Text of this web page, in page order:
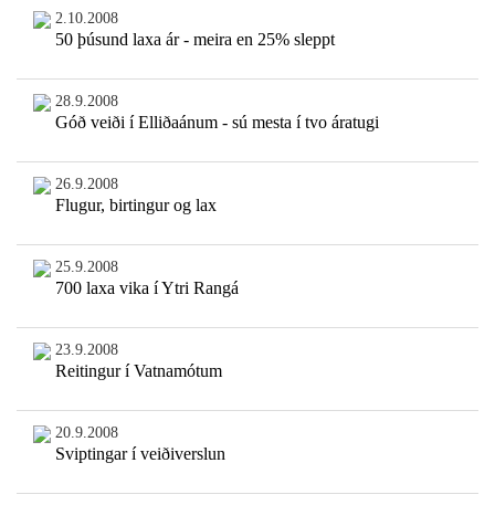
2.10.2008
50 þúsund laxa ár - meira en 25% sleppt
28.9.2008
Góð veiði í Elliðaánum - sú mesta í tvo áratugi
26.9.2008
Flugur, birtingur og lax
25.9.2008
700 laxa vika í Ytri Rangá
23.9.2008
Reitingur í Vatnamótum
20.9.2008
Sviptingar í veiðiverslun